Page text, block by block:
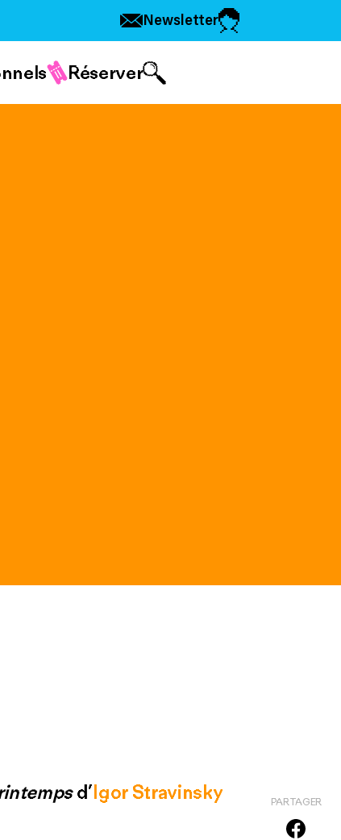
Newsletter
Réserver
PARTAGER
d’Igor Stravinsky